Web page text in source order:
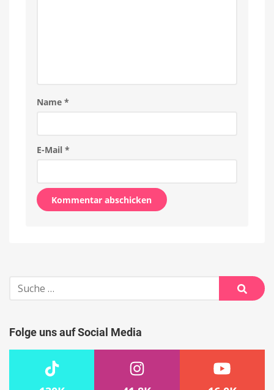
Name *
E-Mail *
Suche
nach:
Suche
Folge uns auf Social Media